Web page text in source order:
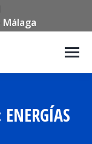
Málaga
ENERGÍAS